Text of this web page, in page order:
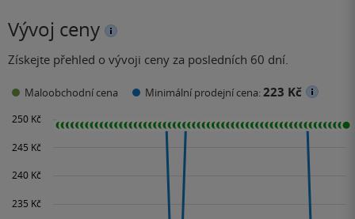
Vývoj ceny
Získejte přehled o vývoji ceny za posledních 60 dní.
Maloobchodní cena Minimální prodejní cena:223 Kč